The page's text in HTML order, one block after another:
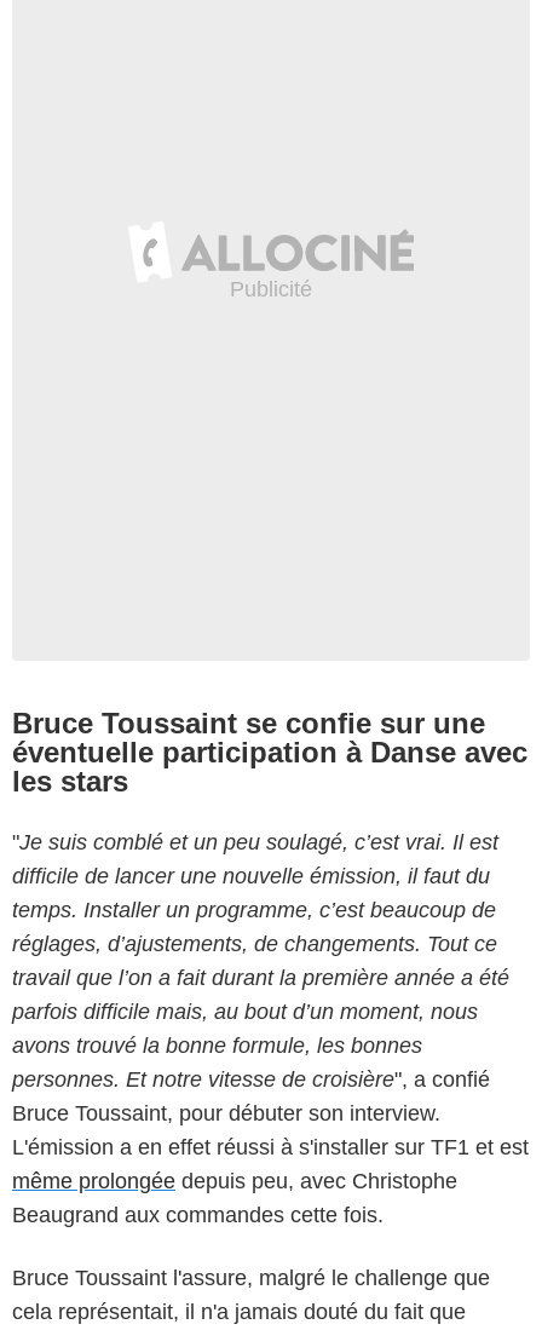
Bruce Toussaint se confie sur une
éventuelle participation à Danse avec
les stars
"Je suis comblé et un peu soulagé, c’est vrai. Il est
difficile de lancer une nouvelle émission, il faut du
temps. Installer un programme, c’est beaucoup de
réglages, d’ajustements, de changements. Tout ce
travail que l’on a fait durant la première année a été
parfois difficile mais, au bout d’un moment, nous
avons trouvé la bonne formule, les bonnes
personnes. Et notre vitesse de croisière", a confié
Bruce Toussaint, pour débuter son interview.
L'émission a en effet réussi à s'installer sur TF1 et est
même prolongée depuis peu, avec Christophe
Beaugrand aux commandes cette fois.
Bruce Toussaint l'assure, malgré le challenge que
cela représentait, il n'a jamais douté du fait que